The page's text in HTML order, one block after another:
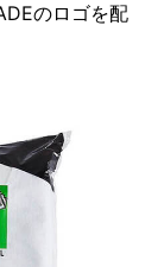
のロゴを配